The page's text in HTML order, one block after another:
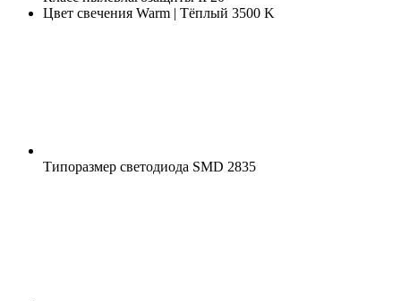
Цвет свечения Warm | Тёплый 3500 K
Типоразмер светодиода SMD 2835